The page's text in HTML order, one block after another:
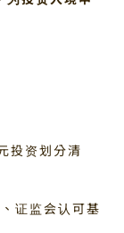
投资划分清
证监会认可基